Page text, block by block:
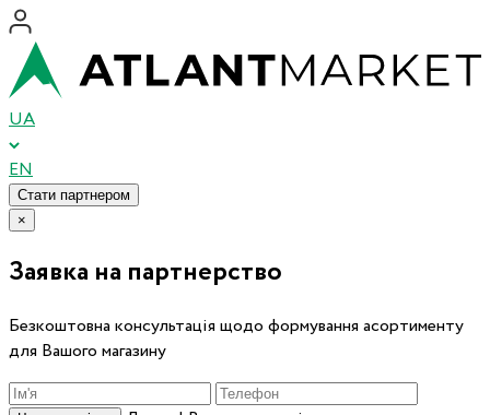
UA
EN
Стати партнером
×
Заявка на партнерство
Безкоштовна консультація щодо формування асортименту
для Вашого магазину